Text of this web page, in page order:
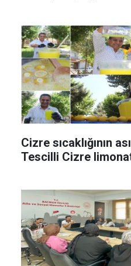
Cizre sıcaklığının
Tescilli Cizre